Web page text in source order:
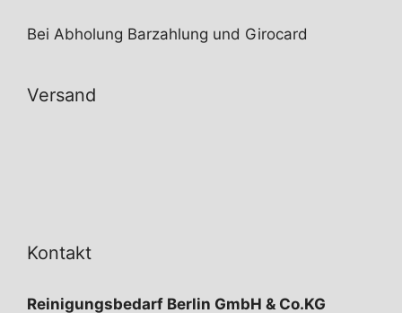
Bei Abholung Barzahlung und Girocard
Versand
Kontakt
Reinigungsbedarf Berlin GmbH & Co.KG